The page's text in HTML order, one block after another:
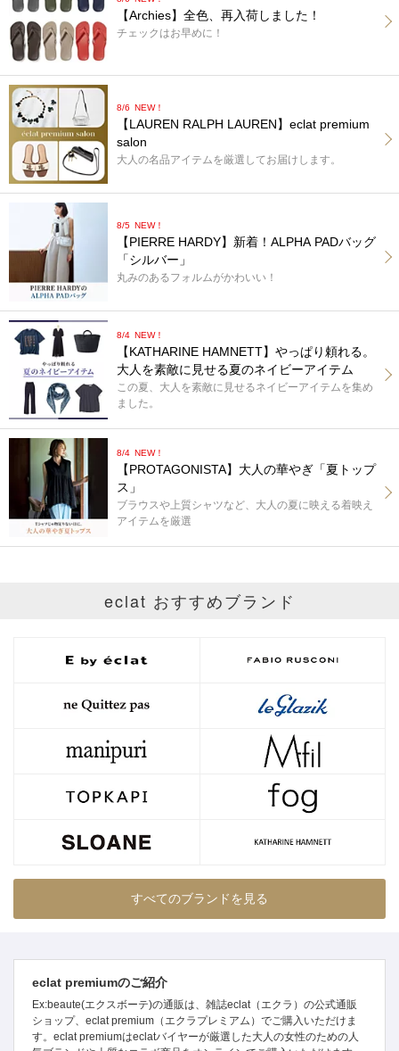
【Archies】全色、再入荷しました！
チェックはお早めに！
8/6 NEW！
【LAUREN RALPH LAUREN】eclat premium
salon
大人の名品アイテムを厳選してお届けします。
8/5 NEW！
【PIERRE HARDY】新着！ALPHA PADバッグ
「シルバー」
丸みのあるフォルムがかわいい！
8/4 NEW！
【KATHARINE HAMNETT】やっぱり頼れる。
大人を素敵に見せる夏のネイビーアイテム
この夏、大人を素敵に見せるネイビーアイテムを集め
ました。
8/4 NEW！
【PROTAGONISTA】大人の華やぎ「夏トップ
ス」
ブラウスや上質シャツなど、大人の夏に映える着映え
アイテムを厳選
eclat おすすめブランド
すべてのブランドを見る
eclat premiumのご紹介
Ex:beaute(エクスボーテ)の通販は、雑誌eclat（エクラ）の公式通販
ショップ、eclat premium（エクラプレミアム）でご購入いただけま
す。eclat premiumはeclatバイヤーが厳選した大人の女性のための人